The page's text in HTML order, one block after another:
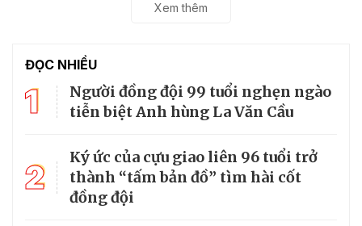
Xem thêm
ĐỌC NHIỀU
1
Người đồng đội 99 tuổi nghẹn ngào
tiễn biệt Anh hùng La Văn Cầu
2
Ký ức của cựu giao liên 96 tuổi trở
thành “tấm bản đồ” tìm hài cốt
đồng đội